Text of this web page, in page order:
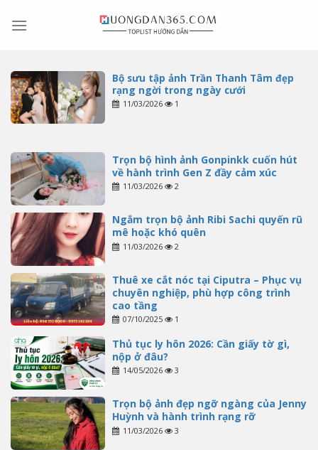
Bộ sưu tập ảnh Trần Thanh Tâm đẹp
rạng ngời trong ngày cưới
11/03/2026 1
Trọn bộ hình ảnh Gonpinkk cuốn hút
về hành trình Gen Z đầy cảm xúc
11/03/2026 2
Ngắm trọn bộ ảnh Ribi Sachi quyến rũ
mê hoặc khó quên
11/03/2026 2
Thuê xe cắt nóc tại Ciputra – Phục vụ
chuyên nghiệp, phù hợp công trình
cao tầng
07/10/2025 1
Thủ tục ly hôn 2026: Cần giấy tờ gì,
nộp ở đâu?
14/05/2026 3
Trọn bộ ảnh đẹp ngỡ ngàng của Jenny
Huỳnh và hành trình rạng rỡ
11/03/2026 3